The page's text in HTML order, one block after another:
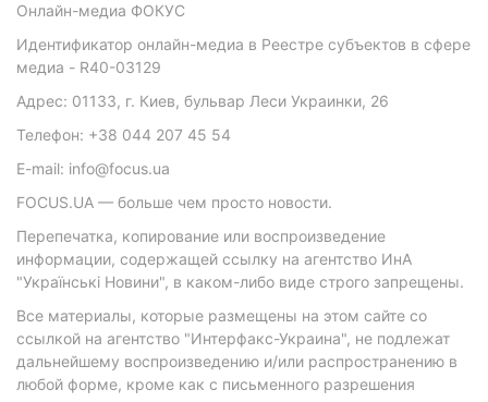
Онлайн-медиа ФОКУС
Идентификатор онлайн-медиа в Реестре субъектов в сфере
медиа - R40-03129
Адрес: 01133, г. Киев, бульвар Леси Украинки, 26
Телефон: +38 044 207 45 54
E-mail: info@focus.ua
FOCUS.UA — больше чем просто новости.
Перепечатка, копирование или воспроизведение
информации, содержащей ссылку на агентство ИнА
"Українські Новини", в каком-либо виде строго запрещены.
Все материалы, которые размещены на этом сайте со
ссылкой на агентство "Интерфакс-Украина", не подлежат
дальнейшему воспроизведению и/или распространению в
любой форме, кроме как с письменного разрешения